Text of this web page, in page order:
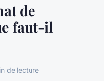
de
faut-il
de lecture